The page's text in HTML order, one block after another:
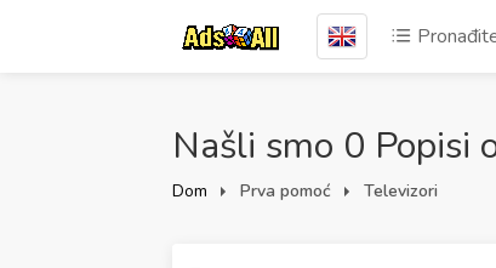
Našli smo 0 Popisi
Dom Prva pomoć Televizori